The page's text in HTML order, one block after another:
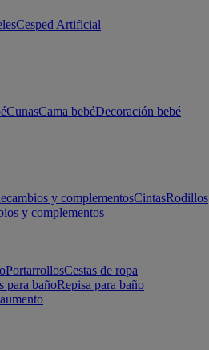
Cesped Artificial
CunasCama bebéDecoración bebé
y complementosCintasRodillos
y complementos
PortarrollosCestas de ropa
para bañoRepisa para baño